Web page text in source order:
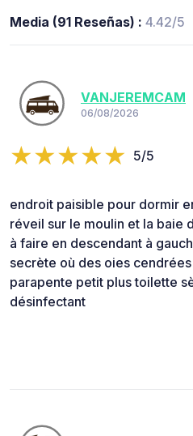
Media (91 Reseñas) : 4.42/5
VANJEREMCAM
06/08/2026
5/5
endroit paisible pour dormir
réveil sur le moulin et la baie
à faire en descendant à
secrète où des oies
parapente petit plus toilette
désinfectant